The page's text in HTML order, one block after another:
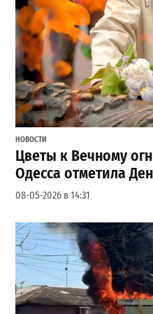
НОВОСТИ
Цветы к Вечному
Одесса отметила
08-05-2026 в 14:31